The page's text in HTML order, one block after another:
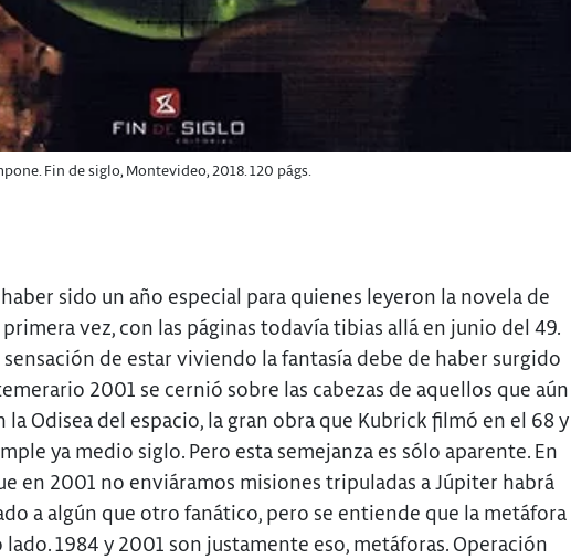
Fin de siglo, Montevideo, 2018. 120 págs.
sido un año especial para quienes leyeron la novela de
vez, con las páginas todavía tibias allá en junio del 49.
de estar viviendo la fantasía debe de haber surgido
2001 se cernió sobre las cabezas de aquellos que aún
la Odisea del espacio, la gran obra que Kubrick filmó en el 68 y
ya medio siglo. Pero esta semejanza es sólo aparente. En
en 2001 no enviáramos misiones tripuladas a Júpiter habrá
a algún que otro fanático, pero se entiende que la metáfora
1984 y 2001 son justamente eso, metáforas. Operación